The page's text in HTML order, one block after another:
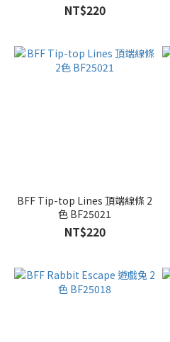
NT$220
BFF Tip-top Lines 頂端線條 2
色 BF25021
NT$220